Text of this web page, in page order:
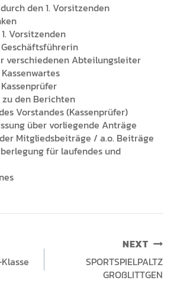
den 1. Vorsitzenden
Vorsitzenden
verschiedenen Abteilungsleiter
zu den Berichten
Vorstandes (Kassenprüfer)
über vorliegende Anträge
Mitgliedsbeiträge / a.o. Beiträge
für laufendes und
NEXT
SPORTSPIELPALTZ
GROßLITTGEN